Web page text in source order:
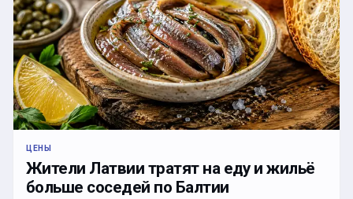
ЦЕНЫ
Жители Латвии тратят на еду и жильё
больше соседей по Балтии